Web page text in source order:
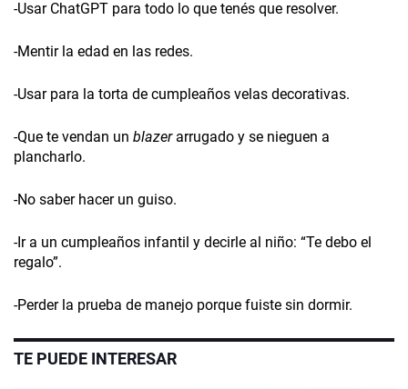
-Usar ChatGPT para todo lo que tenés que resolver.
-Mentir la edad en las redes.
-Usar para la torta de cumpleaños velas decorativas.
-Que te vendan un blazerarrugado y se nieguen a
plancharlo.
-No saber hacer un guiso.
-Ir a un cumpleaños infantil y decirle al niño: “Te debo el
regalo”.
-Perder la prueba de manejo porque fuiste sin dormir.
TE PUEDE INTERESAR